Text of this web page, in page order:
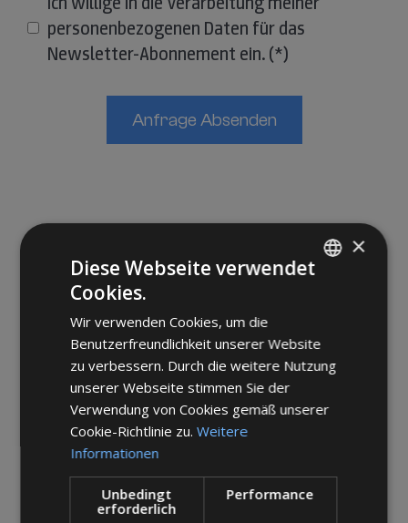
personenbezogenen Daten für das
Newsletter-Abonnement ein.
Anfrage Absenden
×
Diese Webseite verwendet
Cookies.
Wir verwenden Cookies, um die
Benutzerfreundlichkeit unserer Website
zu verbessern. Durch die weitere Nutzung
unserer Webseite stimmen Sie der
Verwendung von Cookies gemäß unserer
Cookie-Richtlinie zu. Weitere
Informationen
Unbedingt
erforderlich
Performance